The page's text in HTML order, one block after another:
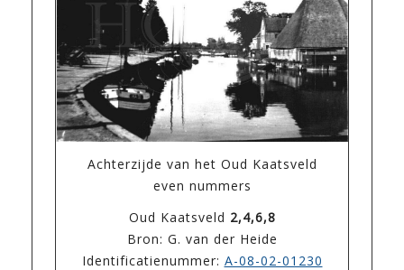
Achterzijde van het Oud Kaatsveld
even nummers
Oud Kaatsveld 2,4,6,8
Bron: G. van der Heide
Identificatienummer: A-08-02-01230